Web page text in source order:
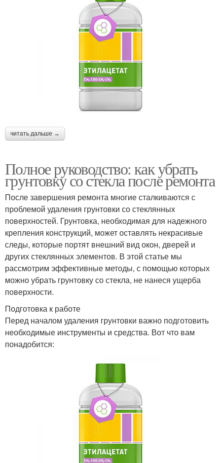
читать дальше →
Полное руководство: как убрать
грунтовку со стекла после ремонта
После завершения ремонта многие сталкиваются с
проблемой удаления грунтовки со стеклянных
поверхностей. Грунтовка, необходимая для надежного
крепления конструкций, может оставлять некрасивые
следы, которые портят внешний вид окон, дверей и
других стеклянных элементов. В этой статье мы
рассмотрим эффективные методы, с помощью которых
можно убрать грунтовку со стекла, не нанеся ущерба
поверхности.
Подготовка к работе
Перед началом удаления грунтовки важно подготовить
необходимые инструменты и средства. Вот что вам
понадобится: